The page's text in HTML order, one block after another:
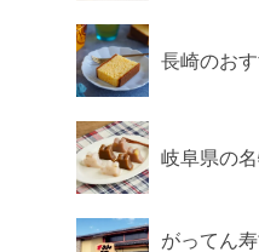
長崎のお
岐阜県の
がってん